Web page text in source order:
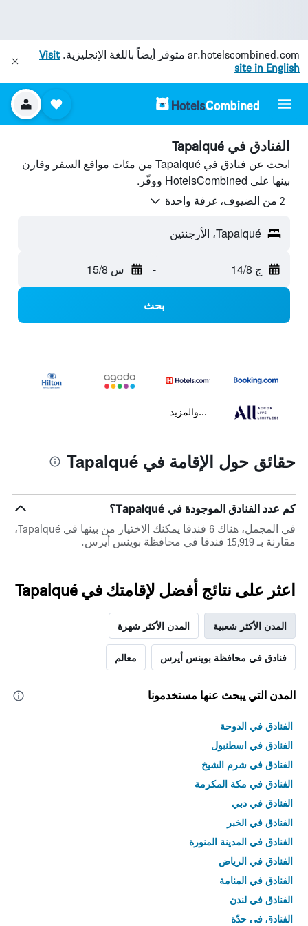
ar.hotelscombined.com متوفر أيضاً باللغة الإنجليزية.Visit
site in English
الفنادق في Tapalqué
ابحث عن فنادق في Tapalqué من مئات مواقع السفر وقارن
بينها على HotelsCombined ووفّر.
2 من الضيوف، غرفة واحدة
Tapalqué، الأرجنتين
ج 14/8 - س 15/8
بحث
...والمزيد
حقائق حول الإقامة في Tapalqué
كم عدد الفنادق الموجودة في Tapalqué؟
في المجمل، هناك 6 فندقا يمكنك الاختيار من بينها في Tapalqué،
مقارنة بـ 15,919 فندقا في محافظة بوينس أيرس.
اعثر على نتائج أفضل لإقامتك في Tapalqué
المدن الأكثر شعبية المدن الأكثر شهرة
فنادق في محافظة بوينس أيرس معالم
المدن التي يبحث عنها مستخدمونا
الفنادق في الدوحة
الفنادق في اسطنبول
الفنادق في شرم الشيخ
الفنادق في مكة المكرمة
الفنادق في دبي
الفنادق في الخبر
الفنادق في المدينة المنورة
الفنادق في الرياض
الفنادق في المنامة
الفنادق في لندن
الفنادق في جدّة